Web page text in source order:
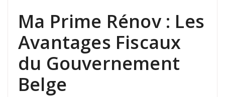
Ma Prime Rénov : Les
Avantages Fiscaux
du Gouvernement
Belge